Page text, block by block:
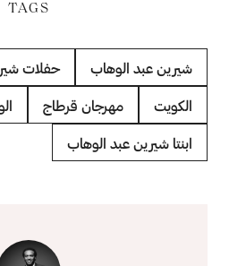
TAGS
شيرين عبد الوهاب حفلات
الكويت مهرجان قرطاج
ابنتا شيرين عبد الوهاب